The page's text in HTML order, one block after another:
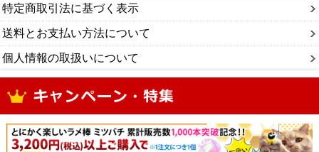
特定商取引法に基づく表示
送料とお支払い方法について
個人情報の取扱いについて